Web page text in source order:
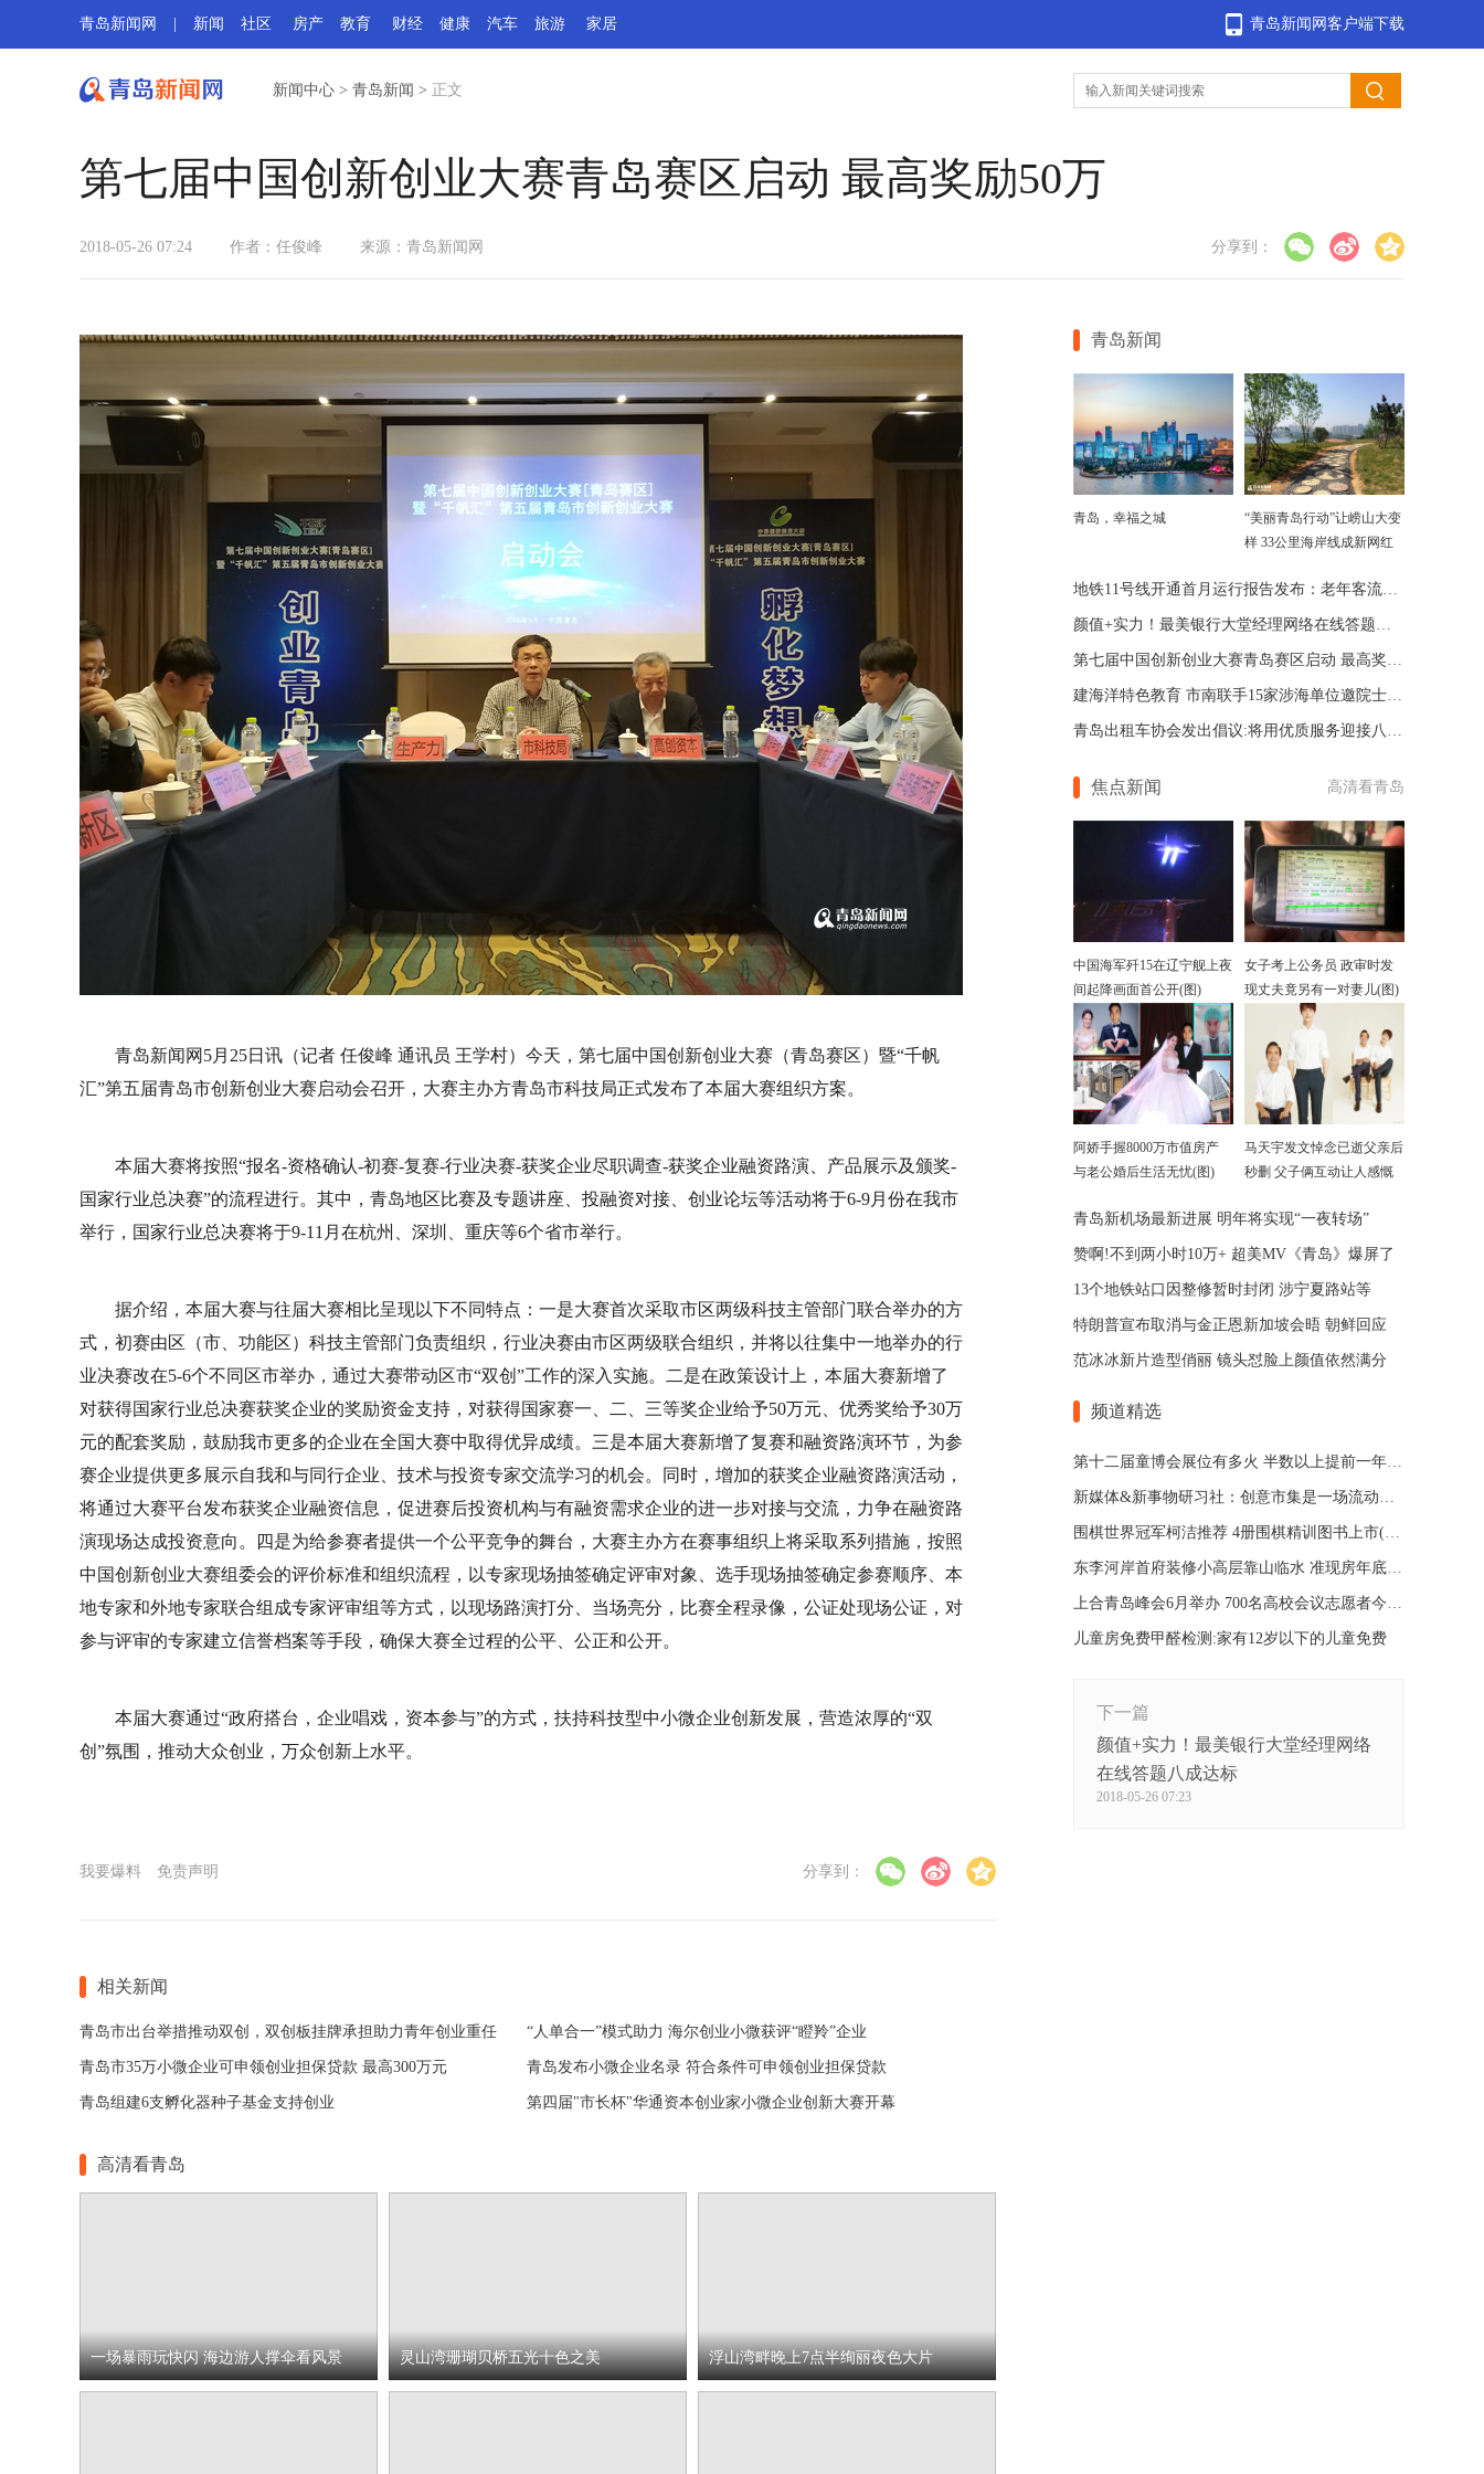
青岛新闻网客户端下载
青岛新闻网 新闻 社区 房产 教育 财经 健康 汽车 旅游 家居
新闻中心 > 青岛新闻 > 正文
第七届中国创新创业大赛青岛赛区启动 最高奖励50万
2018-05-26 07:24 作者：任俊峰 来源： 青岛新闻网 分享到：
青岛新闻网5月25日讯（记者 任俊峰 通讯员 王学村）今天，第七届中国创新创业大赛（青岛赛区）暨“千帆
汇”第五届青岛市创新创业大赛启动会召开，大赛主办方青岛市科技局正式发布了本届大赛组织方案。
本届大赛将按照“报名-资格确认-初赛-复赛-行业决赛-获奖企业尽职调查-获奖企业融资路演、产品展示及颁奖-
国家行业总决赛”的流程进行。其中，青岛地区比赛及专题讲座、投融资对接、创业论坛等活动将于6-9月份在我市
举行，国家行业总决赛将于9-11月在杭州、深圳、重庆等6个省市举行。
据介绍，本届大赛与往届大赛相比呈现以下不同特点：一是大赛首次采取市区两级科技主管部门联合举办的方
式，初赛由区（市、功能区）科技主管部门负责组织，行业决赛由市区两级联合组织，并将以往集中一地举办的行
业决赛改在5-6个不同区市举办，通过大赛带动区市“双创”工作的深入实施。二是在政策设计上，本届大赛新增了
对获得国家行业总决赛获奖企业的奖励资金支持，对获得国家赛一、二、三等奖企业给予50万元、优秀奖给予30万
元的配套奖励，鼓励我市更多的企业在全国大赛中取得优异成绩。三是本届大赛新增了复赛和融资路演环节，为参
赛企业提供更多展示自我和与同行企业、技术与投资专家交流学习的机会。同时，增加的获奖企业融资路演活动，
将通过大赛平台发布获奖企业融资信息，促进赛后投资机构与有融资需求企业的进一步对接与交流，力争在融资路
演现场达成投资意向。四是为给参赛者提供一个公平竞争的舞台，大赛主办方在赛事组织上将采取系列措施，按照
中国创新创业大赛组委会的评价标准和组织流程，以专家现场抽签确定评审对象、选手现场抽签确定参赛顺序、本
地专家和外地专家联合组成专家评审组等方式，以现场路演打分、当场亮分，比赛全程录像，公证处现场公证，对
参与评审的专家建立信誉档案等手段，确保大赛全过程的公平、公正和公开。
本届大赛通过“政府搭台，企业唱戏，资本参与”的方式，扶持科技型中小微企业创新发展，营造浓厚的“双
创”氛围，推动大众创业，万众创新上水平。
我要爆料 免责声明 分享到：
相关新闻
青岛市出台举措推动双创，双创板挂牌承担助力青年创业重任 “人单合一”模式助力 海尔创业小微获评“瞪羚”企业
青岛市35万小微企业可申领创业担保贷款 最高300万元 青岛发布小微企业名录 符合条件可申领创业担保贷款
青岛组建6支孵化器种子基金支持创业 第四届"市长杯"华通资本创业家小微企业创新大赛开幕
高清看青岛
一场暴雨玩快闪 海边游人撑伞看风景 灵山湾珊瑚贝桥五光十色之美 浮山湾畔晚上7点半绚丽夜色大片
青岛新闻
青岛，幸福之城
“美丽青岛行动”让崂山大变
样 33公里海岸线成新网红
地铁11号线开通首月运行报告发布：老年客流占比大
颜值+实力！最美银行大堂经理网络在线答题八成达标
第七届中国创新创业大赛青岛赛区启动 最高奖励50万
建海洋特色教育 市南联手15家涉海单位邀院士进校园
青岛出租车协会发出倡议:将用优质服务迎接八方来客
焦点新闻 高清看青岛
中国海军歼15在辽宁舰上夜
间起降画面首公开(图)
女子考上公务员 政审时发
现丈夫竟另有一对妻儿(图)
阿娇手握8000万市值房产
与老公婚后生活无忧(图)
马天宇发文悼念已逝父亲后
秒删 父子俩互动让人感慨
青岛新机场最新进展 明年将实现“一夜转场”
赞啊!不到两小时10万+ 超美MV《青岛》爆屏了
13个地铁站口因整修暂时封闭 涉宁夏路站等
特朗普宣布取消与金正恩新加坡会晤 朝鲜回应
范冰冰新片造型俏丽 镜头怼脸上颜值依然满分
频道精选
第十二届童博会展位有多火 半数以上提前一年被预定
新媒体&新事物研习社：创意市集是一场流动的盛宴
围棋世界冠军柯洁推荐 4册围棋精训图书上市(图)
东李河岸首府装修小高层靠山临水 准现房年底交付
上合青岛峰会6月举办 700名高校会议志愿者今日出征
儿童房免费甲醛检测:家有12岁以下的儿童免费
下一篇
颜值+实力！最美银行大堂经理网络
在线答题八成达标
2018-05-26 07:23